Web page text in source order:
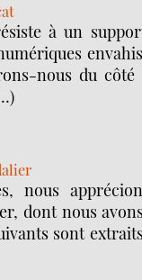
à un
nous du
nous
dont nous
sont